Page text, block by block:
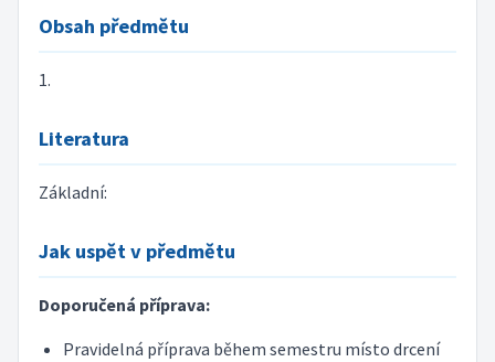
Obsah předmětu
1.
Literatura
Základní:
Jak uspět v předmětu
Doporučená příprava:
Pravidelná příprava během semestru místo drcení